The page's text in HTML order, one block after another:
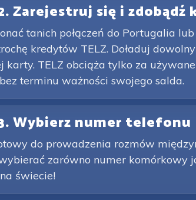
Zarejestruj się i zdobądź
tanich połączeń do Portugalia
kredytów TELZ. Doładuj
karty. TELZ obciąża tylko za
terminu ważności swojego salda.
Wybierz numer
do prowadzenia rozmów
zarówno numer komórkowy
świecie!